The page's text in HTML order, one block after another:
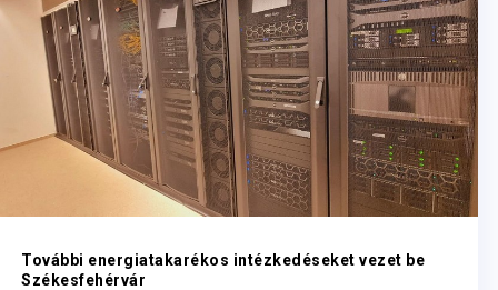
További energiatakarékos intézkedéseket vezet be
Székesfehérvár